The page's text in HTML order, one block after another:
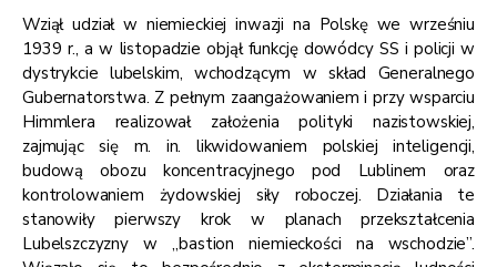
Wziął udział w niemieckiej inwazji na Polskę we wrześniu
1939 r., a w listopadzie objął funkcję dowódcy SS i policji w
dystrykcie lubelskim, wchodzącym w skład Generalnego
Gubernatorstwa. Z pełnym zaangażowaniem i przy wsparciu
Himmlera realizował założenia polityki nazistowskiej,
zajmując się m. in. likwidowaniem polskiej inteligencji,
budową obozu koncentracyjnego pod Lublinem oraz
kontrolowaniem żydowskiej siły roboczej. Działania te
stanowiły pierwszy krok w planach przekształcenia
Lubelszczyzny w „bastion niemieckości na wschodzie”.